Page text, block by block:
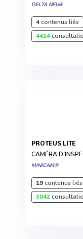
DELTA NEU®
4contenus liés
4414
PROTEUS LITE
CAMÉRA
MINICAM®
19contenus liés
3042